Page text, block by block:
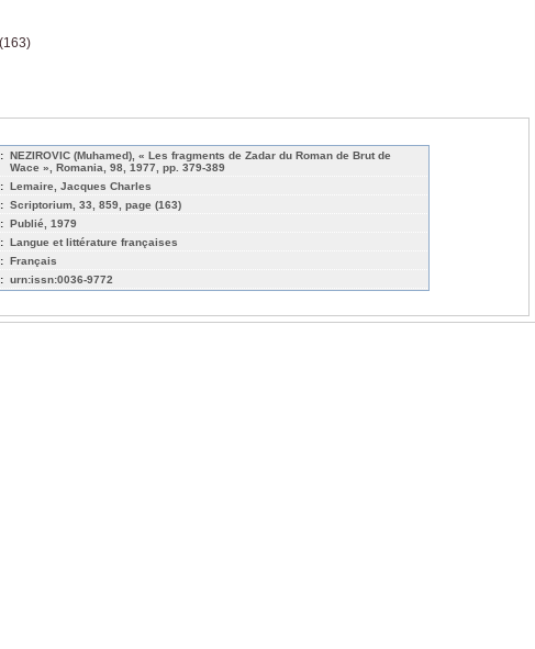
NEZIROVIC (Muhamed), « Les fragments de Zadar du Roman de Brut de
Wace », Romania, 98, 1977, pp. 379-389
Lemaire, Jacques Charles
Scriptorium, 33, 859, page (163)
Publié, 1979
Langue et littérature françaises
Français
urn:issn:0036-9772